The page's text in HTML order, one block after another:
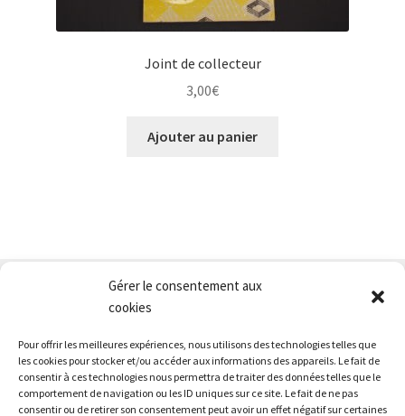
Gérer le consentement aux
cookies
Pour offrir les meilleures expériences, nous utilisons des technologies telles que
les cookies pour stocker et/ou accéder aux informations des appareils. Le fait de
consentir à ces technologies nous permettra de traiter des données telles que le
comportement de navigation ou les ID uniques sur ce site. Le fait de ne pas
consentir ou de retirer son consentement peut avoir un effet négatif sur certaines
Joint de collecteur
3,00€
Ajouter au panier
Nous contacter
Mentions légales